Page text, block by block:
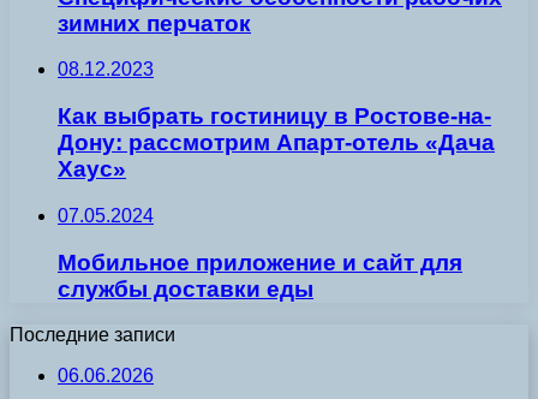
зимних перчаток
08.12.2023
Как выбрать гостиницу в Ростове-на-
Дону: рассмотрим Апарт-отель «Дача
Хаус»
07.05.2024
Мобильное приложение и сайт для
службы доставки еды
Последние записи
06.06.2026